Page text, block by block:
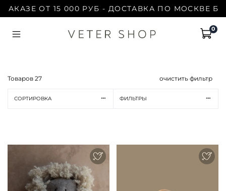
ОТ 15 000 РУБ - ДОСТАВКА ПО МОСКВЕ
0
Товаров 27 очистить фильтр
СОРТИРОВКА ФИЛЬТРЫ